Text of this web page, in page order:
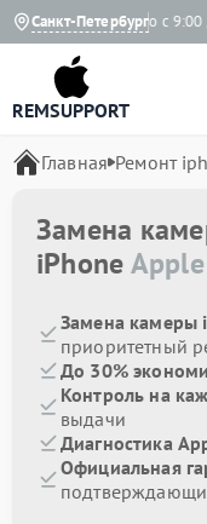
Санкт-Петербург
Ежедневно с 9:00 до
REMSUPPORT
Главная Ремонт
Замена
iPhoneApple
Замена камеры
приоритетный
До 30%
Контроль на
выдачи
Диагностика
Официальная